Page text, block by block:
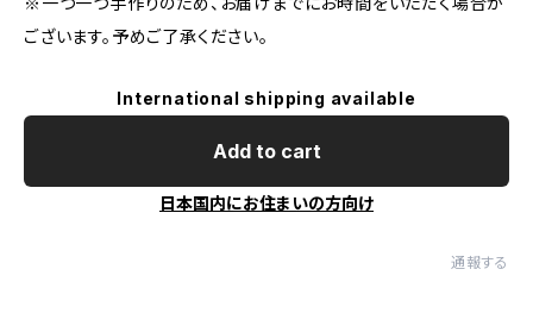
ございます。予めご了承ください。
International shipping available
Add to cart
日本国内にお住まいの方向け
通報する